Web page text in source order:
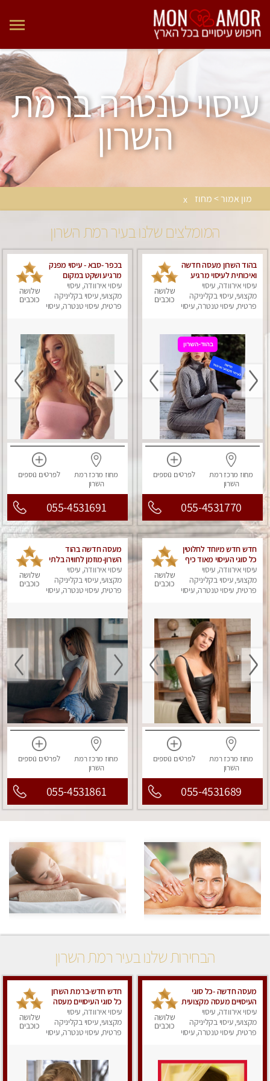
עיסוי טנטרה ברמת
השרון
מון אמור > מחוז x
המומלצים שלנו בעיר רמת השרון
בהוד השרון מעסה חדשה
ואיכותית לעיסוי מרגיע
ומפנק VIP-מומלץ
לחלוטין! פרטי! ​​​​​​ Highly
recommended
עיסוי אירוודה, עיסוי
מקצועי, עיסוי בקליניקה
פרטית, עיסוי טנטרה, עיסוי
שלושה
כוכבים
מחוז מרכזרמת
השרון
לפרטים נוספים
055-4531770
בכפר -סבא - עיסוי מפנק
מרגיע ושקט במקום
מדהים עיסוי מושקע
מאוד
עיסוי אירוודה, עיסוי
מקצועי, עיסוי בקליניקה
פרטית, עיסוי טנטרה, עיסוי
שלושה
כוכבים
מחוז מרכזרמת
השרון
לפרטים נוספים
055-4531691
חדש חדש מיוחד לחלוטין
כל סוגי העיסוי מאוד כיף
עיסוי אירוודה, עיסוי
מקצועי, עיסוי בקליניקה
פרטית, עיסוי טנטרה, עיסוי
שלושה
כוכבים
מחוז מרכזרמת
השרון
לפרטים נוספים
055-4531689
מעסה חדשה בהוד
השרון-מוזמן לחוויה בלתי
נשכחת!!!עיסוי מפנק
ביותר במקום פרטי
לחלוטין
עיסוי אירוודה, עיסוי
מקצועי, עיסוי בקליניקה
פרטית, עיסוי טנטרה, עיסוי
שלושה
כוכבים
מחוז מרכזרמת
השרון
לפרטים נוספים
055-4531861
הבחירות שלנו בעיר רמת השרון
מעסה חדשה -כל סוגי
העיסויים מעסה מקצועית
ואיכותית פרטי!!!מומלץ
לחלוטין!!
עיסוי אירוודה, עיסוי
מקצועי, עיסוי בקליניקה
פרטית, עיסוי טנטרה, עיסוי
שלושה
כוכבים
חדש חדש-ברמת השרון
כל סוגי העיסויים מעסה
מקצועית ואיכותית
פרטי!!!מומלץ !!אירוח
ברמה אחרת
עיסוי אירוודה, עיסוי
מקצועי, עיסוי בקליניקה
פרטית, עיסוי טנטרה, עיסוי
שלושה
כוכבים